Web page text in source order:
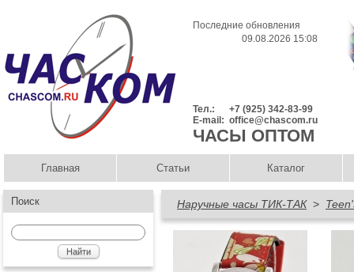
Последние обновления
09.08.2026 15:08
Тел.:
+7 (925) 342-83-99
E-mail: office@chascom.ru
ЧАСЫ ОПТОМ
Главная Статьи Каталог
Поиск Наручные часы ТИК-ТАК>